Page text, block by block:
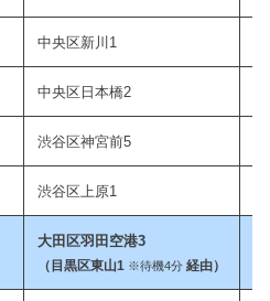
中央区新川1
中央区日本橋2
渋谷区神宮前5
渋谷区上原1
大田区羽田空港3
（目黒区東山1 ※待機4分経由）